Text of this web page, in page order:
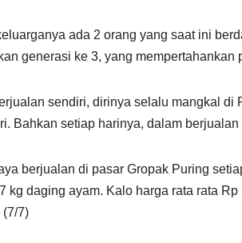
ada 2 orang yang saat ini
generasi ke 3, yang mempertahankan
sendiri, dirinya selalu mangkal di
Bahkan setiap harinya, dalam
berjualan di pasar Gropak Puring
kg daging ayam. Kalo harga rata rata
(7/7)